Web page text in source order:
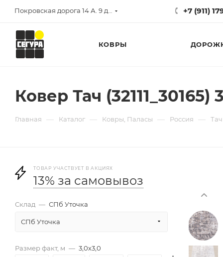
+7 (911)
КОВРЫ
Ковер Тач (32111_30165)
Главная — Каталог — Ковры, Паласы — Россия — Тач
ТОВАР УЧАСТВУЕТ В АКЦИЯХ
13% за самовывоз
Склад — СПб Уточка
СПб Уточка
Размер факт, м — 3,0х3,0